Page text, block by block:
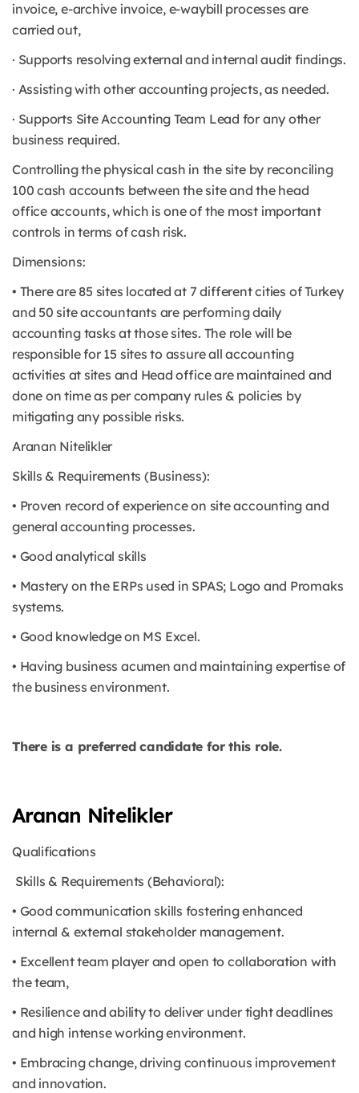
invoice, e-archive invoice, e-waybill processes are
carried out,
· Supports resolving external and internal audit findings.
· Assisting with other accounting projects, as needed.
· Supports Site Accounting Team Lead for any other
business required.
Controlling the physical cash in the site by reconciling
100 cash accounts between the site and the head
office accounts, which is one of the most important
controls in terms of cash risk.
Dimensions:
• There are 85 sites located at 7 different cities of Turkey
and 50 site accountants are performing daily
accounting tasks at those sites. The role will be
responsible for 15 sites to assure all accounting
activities at sites and Head office are maintained and
done on time as per company rules & policies by
mitigating any possible risks.
Aranan Nitelikler
Skills & Requirements (Business):
• Proven record of experience on site accounting and
general accounting processes.
• Good analytical skills
• Mastery on the ERPs used in SPAS; Logo and Promaks
systems.
• Good knowledge on MS Excel.
• Having business acumen and maintaining expertise of
the business environment.
There is a preferred candidate for this role.
Aranan Nitelikler
Qualifications
Skills & Requirements (Behavioral):
• Good communication skills fostering enhanced
internal & external stakeholder management.
• Excellent team player and open to collaboration with
the team,
• Resilience and ability to deliver under tight deadlines
and high intense working environment.
• Embracing change, driving continuous improvement
and innovation.